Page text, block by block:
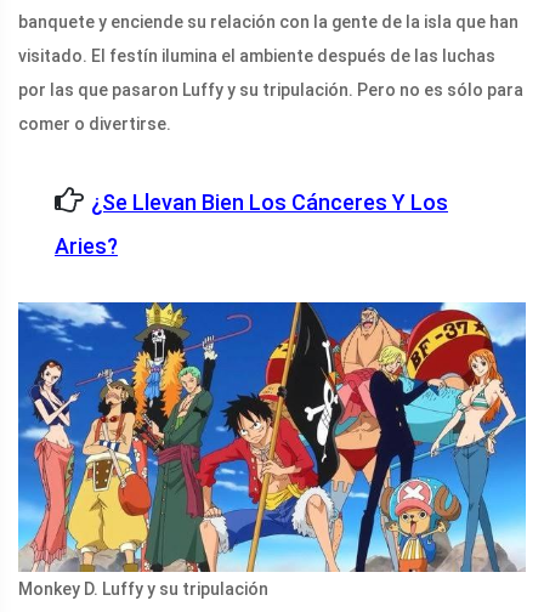
banquete y enciende su relación con la gente de la isla que han
visitado. El festín ilumina el ambiente después de las luchas
por las que pasaron Luffy y su tripulación. Pero no es sólo para
comer o divertirse.
¿Se Llevan Bien Los Cánceres Y Los
Aries?
Monkey D. Luffy y su tripulación